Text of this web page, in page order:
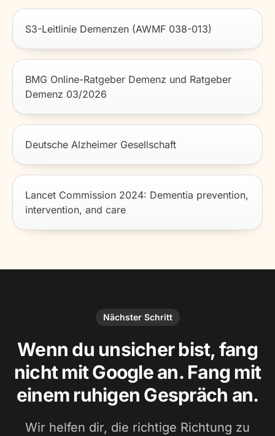
S3-Leitlinie Demenzen (AWMF 038-013)
BMG Online-Ratgeber Demenz und Ratgeber
Demenz 03/2026
Deutsche Alzheimer Gesellschaft
Lancet Commission 2024: Dementia prevention,
intervention, and care
Nächster Schritt
Wenn du unsicher bist, fang
nicht mit Google an. Fang mit
einem ruhigen Gespräch an.
Wir helfen dir, die richtige Richtung zu